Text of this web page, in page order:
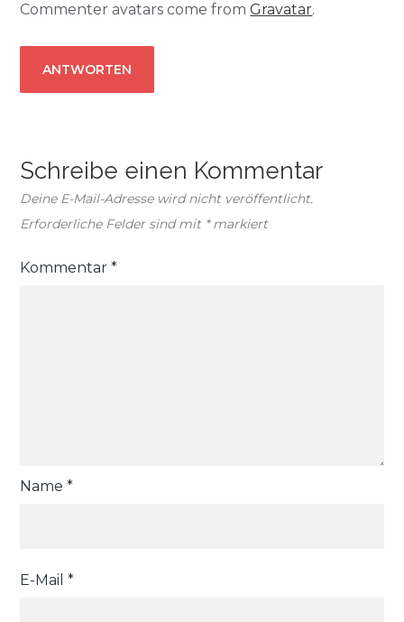
Commenter avatars come fromGravatar.
ANTWORTEN
Schreibe einen Kommentar
Deine E-Mail-Adresse wird nicht veröffentlicht.
Erforderliche Felder sind mit *markiert
Kommentar*
Name*
E-Mail*